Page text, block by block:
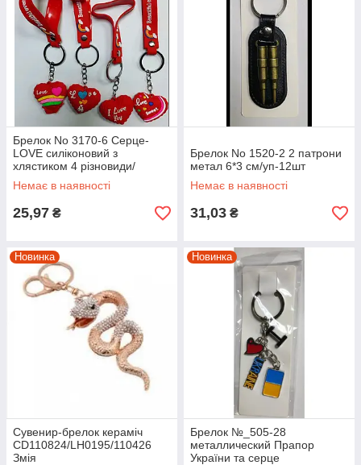
Брелок No 3170-6 Серце-
LOVE силіконовий з
хлястиком 4 різновиди/
уп-12шт
Немає в наявності
25,97 ₴
Брелок No 1520-2 2 патрони
метал 6*3 см/уп-12шт
Немає в наявності
31,03 ₴
Новинка
Сувенир-брелок кераміч
CD110824/LH0195/110426
Змія
Новинка
Брелок №_505-28
металлический Прапор
України та серце